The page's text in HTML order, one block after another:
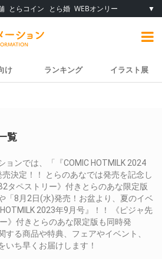
とらコイン とら婚 WEBオンリー ▼
け ランキング イラスト展
覧
ョンでは、「『COMIC HOTMILK 2024
決定！！ とらのあなでは発売を記念し
タペストリー》付きとらのあな限定版
「8月2日(水)発売！お盆より、夏のイベ
2023年9月号』！！ 《ピジャ先
》付きとらのあな限定版も同時発
する商品や特典、フェアやイベント、
いち早くお届けします！